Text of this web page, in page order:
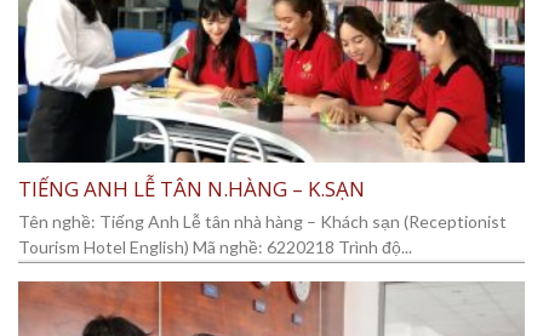
TIẾNG ANH LỄ TÂN N.HÀNG – K.SẠN
Tên nghề: Tiếng Anh Lễ tân nhà hàng – Khách sạn (Receptionist
Tourism Hotel English) Mã nghề: 6220218 Trình độ...